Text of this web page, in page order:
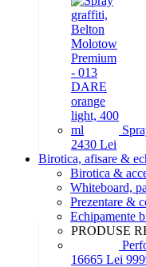
2430 Lei
Birotica, afisare &
Birotica &
Whiteboard,
Prezentare &
Echipamente
PRODUSE
16665 Lei 99